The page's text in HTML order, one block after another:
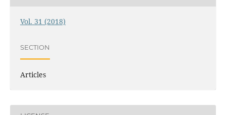
Vol. 31 (2018)
SECTION
Articles